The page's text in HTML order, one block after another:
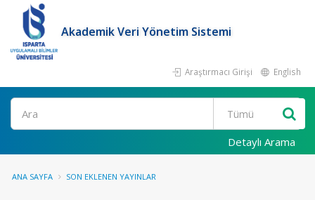
Akademik Veri Yönetim Sistemi
Araştırmacı Girişi English
Ara
Detaylı Arama
ANA SAYFA SON EKLENEN YAYINLAR